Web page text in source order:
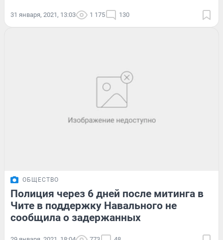
31 января, 2021, 13:03 1 175 130
ОБЩЕСТВО
Полиция через 6 дней после митинга в
Чите в поддержку Навального не
сообщила о задержанных